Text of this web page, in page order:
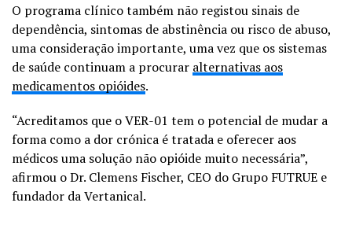
O programa clínico também não registou sinais de
dependência, sintomas de abstinência ou risco de abuso,
uma consideração importante, uma vez que os sistemas
de saúde continuam a procurar alternativas aos
medicamentos opióides.
“Acreditamos que o VER-01 tem o potencial de mudar a
forma como a dor crónica é tratada e oferecer aos
médicos uma solução não opióide muito necessária”,
afirmou o Dr. Clemens Fischer, CEO do Grupo FUTRUE e
fundador da Vertanical.